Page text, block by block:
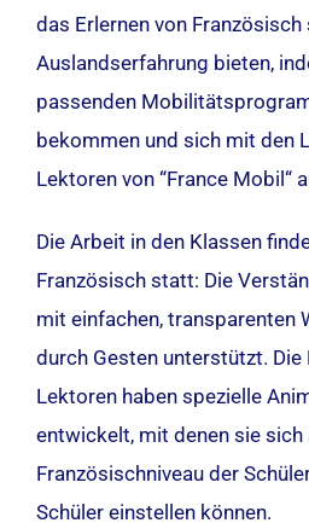
das Erlernen von
Auslandserfahrung bieten,
passenden
bekommen und sich mit den
Lektoren von “France Mobil“
Die Arbeit in den Klassen
Französisch statt: Die
mit einfachen, transparenten
durch Gesten unterstützt. Die
Lektoren haben spezielle
entwickelt, mit denen sie
Französischniveau der
Schüler einstellen können.